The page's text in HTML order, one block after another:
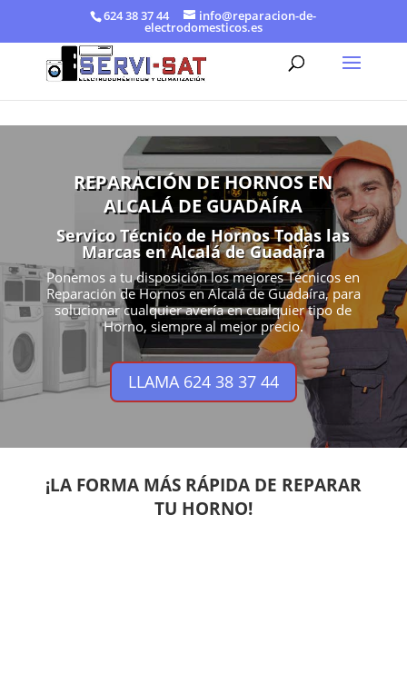
624 38 37 44 info@reparacion-de-
electrodomesticos.es
REPARACIÓN DE HORNOS EN
ALCALÁ DE GUADAÍRA
Servico Técnico de Hornos Todas las
Marcas en Alcalá de Guadaíra
Ponemos a tu disposición los mejores Técnicos en
Reparación de Hornos en Alcalá de Guadaíra, para
solucionar cualquier avería en cualquier tipo de
Horno, siempre al mejor precio.
LLAMA 624 38 37 44
¡LA FORMA MÁS RÁPIDA DE REPARAR
TU HORNO!